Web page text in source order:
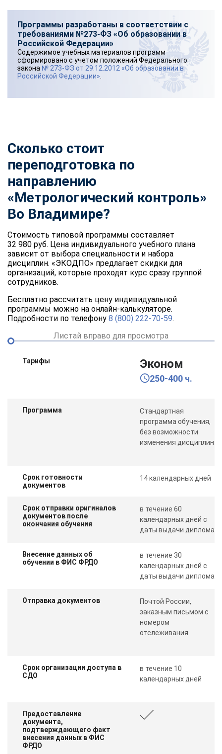
Программы разработаны в соответствии с
требованиями №273-ФЗ «Об образовании в
Российской Федерации»
Содержимое учебных материалов программ
сформировано с учетом положений Федерального
закона № 273-ФЗ от 29.12.2012 «Об образовании в
Российской Федерации»
Сколько стоит
переподготовка по
направлению
«Метрологический контроль»
Во Владимире?
Стоимость типовой программы составляет
32 980 руб. Цена индивидуального учебного плана
зависит от выбора специальности и набора
дисциплин. «ЭКОДПО» предлагает скидки для
организаций, которые проходят курс сразу группой
сотрудников.
Бесплатно рассчитать цену индивидуальной
программы можно на онлайн-калькуляторе.
Подробности по телефону 8 (800) 222-70-59.
Листай вправо для просмотра
Тарифы Эконом
250-400 ч.
Программа
Стандартная
программа обучения,
без возможности
изменения дисциплин
Срок готовности
документов
14 календарных дней
Срок отправки оригиналов
документов после
окончания обучения
в течение 60
календарных дней с
даты выдачи диплома
Внесение данных об
обучении в ФИС ФРДО
в течение 30
календарных дней с
даты выдачи диплома
Отправка документов
Почтой России,
заказным письмом с
номером
отслеживания
Срок организации доступа в
СДО
в течение 10
календарных дней
Предоставление
документа,
подтверждающего факт
внесения данных в ФИС
ФРДО